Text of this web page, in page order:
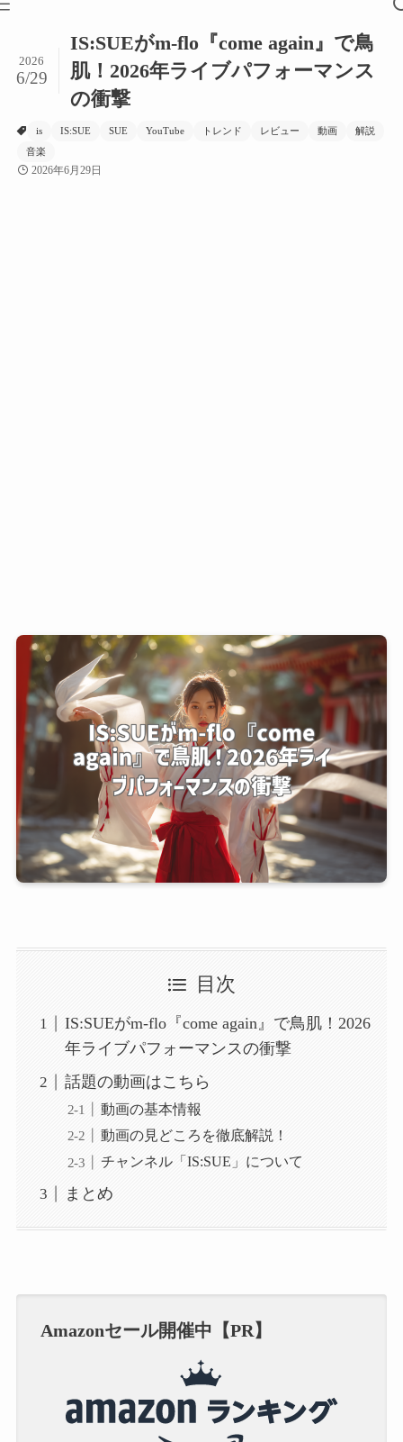
IS:SUEがm-flo『come again』で鳥
肌！2026年ライブパフォーマンス
の衝撃
2026
6/29
is IS:SUE SUE YouTube トレンド レビュー 動画
解説
音楽
2026年6月29日
目次
IS:SUEがm-flo『come again』で鳥肌！2026
年ライブパフォーマンスの衝撃
話題の動画はこちら
動画の基本情報
動画の見どころを徹底解説！
チャンネル「IS:SUE」について
まとめ
Amazonセール開催中【PR】